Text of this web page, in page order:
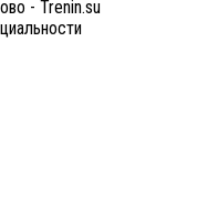
- Trenin.su